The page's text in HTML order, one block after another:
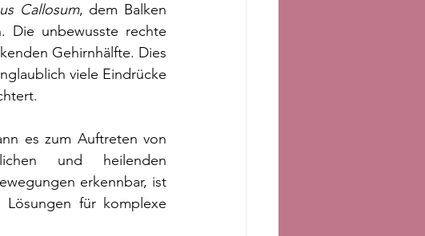
Callosum, dem Balken
Die unbewusste rechte
Gehirnhälfte. Dies
viele Eindrücke
es zum Auftreten von
und heilenden
erkennbar, ist
für komplexe